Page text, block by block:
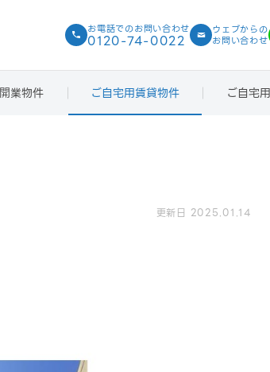
お電話でのお問い合わせ
0120-74-0022
ウェブからの
お問い合わせ
業物件 ご自宅用賃貸物件 ご自宅
更新日 2025.01.14